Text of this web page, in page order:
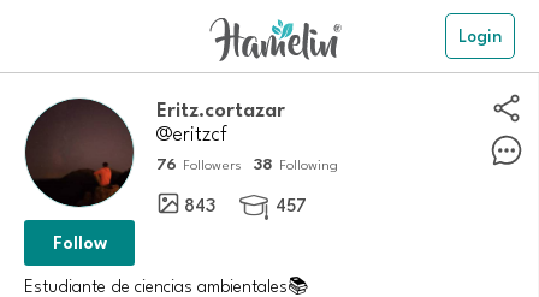
Login
Eritz.cortazar
@eritzcf
76 Followers 38 Following
843  457
Follow
Estudiante de ciencias ambientales📚